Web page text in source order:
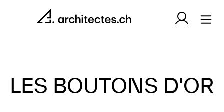
LES BOUTONS D'OR